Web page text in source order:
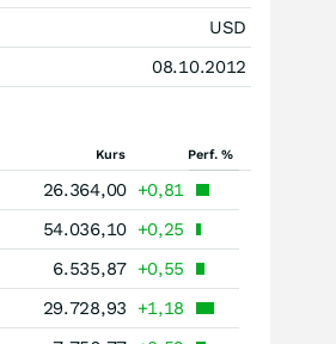
USD
08.10.2012
Kurs Perf. %
26.364,00 +0,81
54.036,10 +0,25
6.535,87 +0,55
29.728,93
+1,18